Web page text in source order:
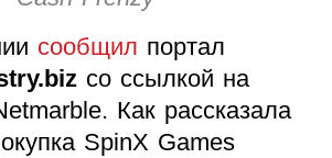
сообщил портал
со ссылкой на
Как рассказала
SpinX Games